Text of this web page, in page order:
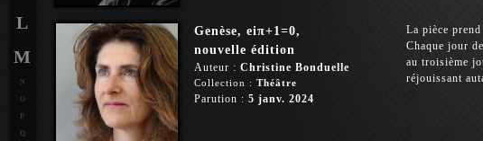
Genèse, eiπ+1=0,
nouvelle édition
Auteur : Christine Bonduelle
Collection : Théâtre
Parution : 5 janv. 2024
La pièce
Chaque jour
au troisième
réjouissant
L
M
N
O
P
Q